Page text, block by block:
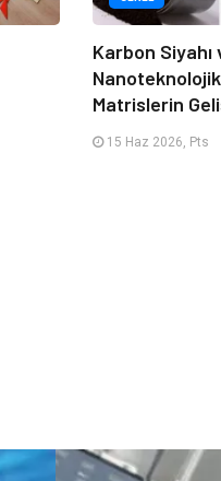
Karbon Siyahı
Matrislerin
15 Haz 2026, Pts